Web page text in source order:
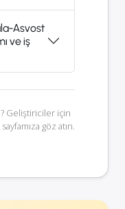
Asvost
ve iş
Geliştiriciler için
sayfamıza göz atın.